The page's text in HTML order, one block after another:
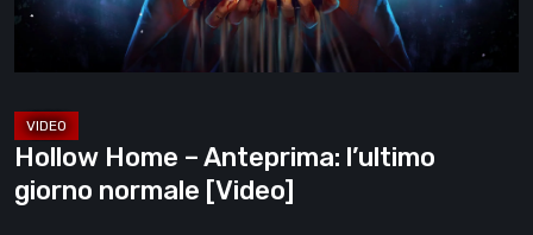
Hollow Home – Anteprima: l’ultimo
giorno normale [Video]